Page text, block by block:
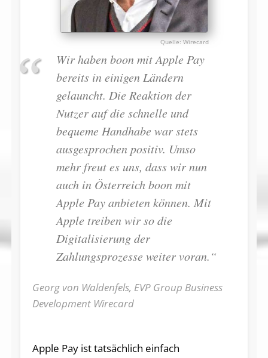
Wirecard
Wir haben boon mit Apple Pay
bereits in einigen Ländern
gelauncht. Die Reaktion der
Nutzer auf die schnelle und
bequeme Handhabe war stets
ausgesprochen positiv. Umso
mehr freut es uns, dass wir nun
auch in Österreich boon mit
Apple Pay anbieten können. Mit
Apple treiben wir so die
Digitalisierung der
Zahlungsprozesse weiter voran.“
Georg von Waldenfels, EVP Group Business
Development Wirecard
Apple Pay ist tatsächlich einfach